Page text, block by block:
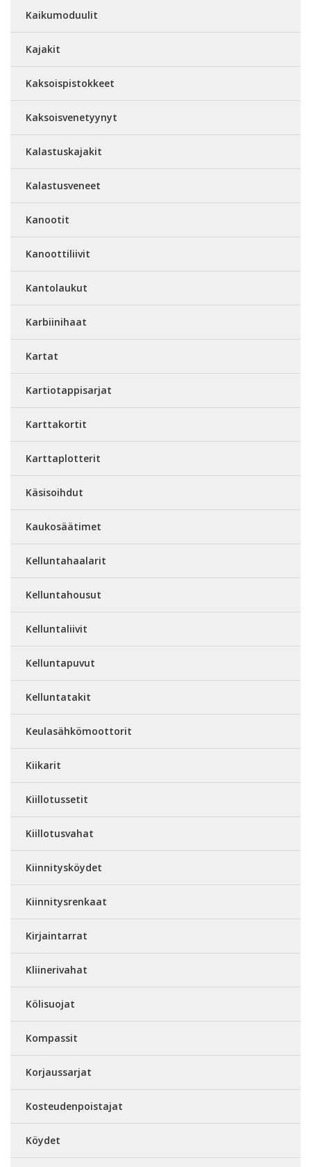
Kaikumoduulit
Kajakit
Kaksoispistokkeet
Kaksoisvenetyynyt
Kalastuskajakit
Kalastusveneet
Kanootit
Kanoottiliivit
Kantolaukut
Karbiinihaat
Kartat
Kartiotappisarjat
Karttakortit
Karttaplotterit
Käsisoihdut
Kaukosäätimet
Kelluntahaalarit
Kelluntahousut
Kelluntaliivit
Kelluntapuvut
Kelluntatakit
Keulasähkömoottorit
Kiikarit
Kiillotussetit
Kiillotusvahat
Kiinnitysköydet
Kiinnitysrenkaat
Kirjaintarrat
Kliinerivahat
Kölisuojat
Kompassit
Korjaussarjat
Kosteudenpoistajat
Köydet